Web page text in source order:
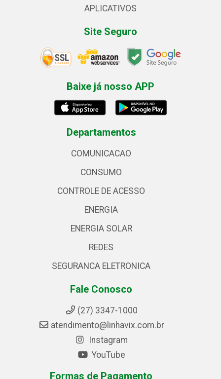
APLICATIVOS
Site Seguro
Baixe já nosso APP
Departamentos
COMUNICACAO
CONSUMO
CONTROLE DE ACESSO
ENERGIA
ENERGIA SOLAR
REDES
SEGURANCA ELETRONICA
Fale Conosco
(27) 3347-1000
atendimento@linhavix.com.br
Instagram
YouTube
Formas de Pagamento